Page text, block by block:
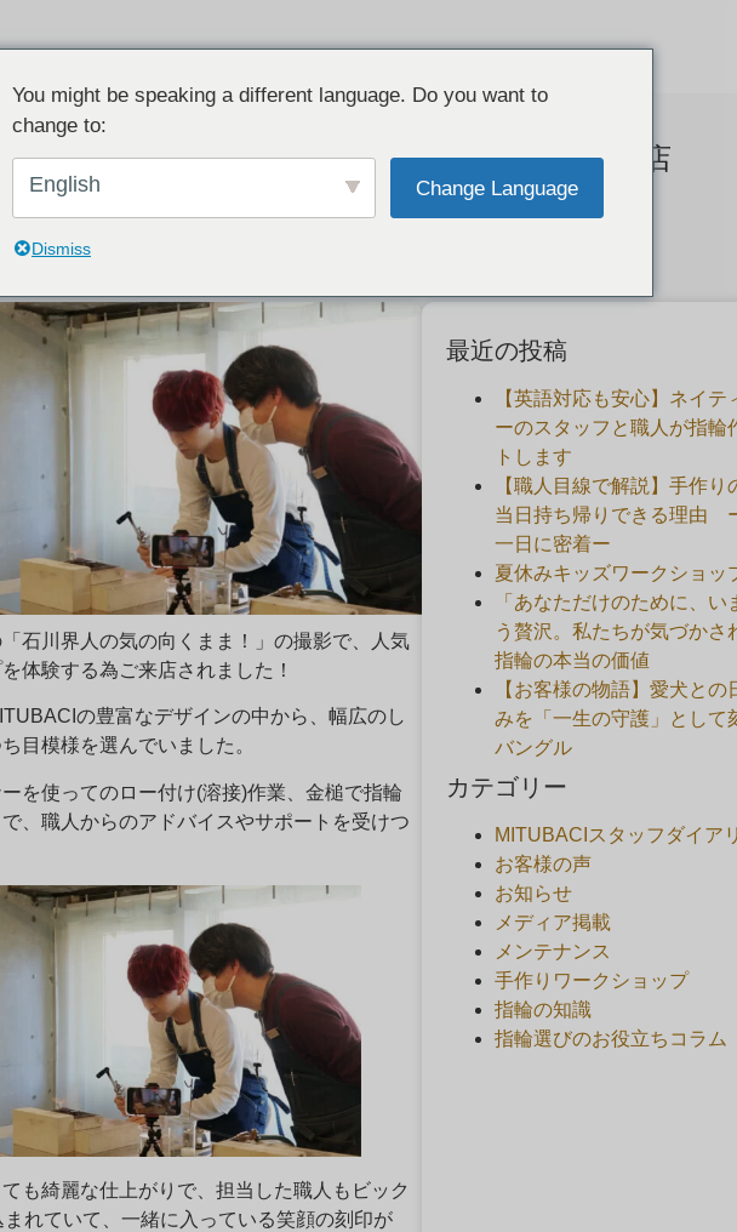
メージュの撮影がありました・石川界人様ご来店
石川界人の気の向くまま！」の撮影で、人気
体験する為ご来店されました！
の豊富なデザインの中から、幅広のし
目模様を選んでいました。
を使ってのロー付け(溶接)作業、金槌で指輪
、職人からのアドバイスやサポートを受けつ
も綺麗な仕上がりで、担当した職人もビック
れていて、一緒に入っている笑顔の刻印が
最近の投稿
【英語対応も安心】ネイテ
ーのスタッフと職人が指輪
トします
【職人目線で解説】手作
当日持ち帰りできる理由
一日に密着ー
夏休みキッズワークショッ
「あなただけのために、い
う贅沢。私たちが気づかさ
指輪の本当の価値
【お客様の物語】愛犬との
みを「一生の守護」として
バングル
カテゴリー
MITUBACIスタッフダイア
お客様の声
お知らせ
メディア掲載
メンテナンス
手作りワークショップ
指輪の知識
指輪選びのお役立ちコラム
You might be speaking a different language. Do you want to
change to:
English Change Language
Dismiss